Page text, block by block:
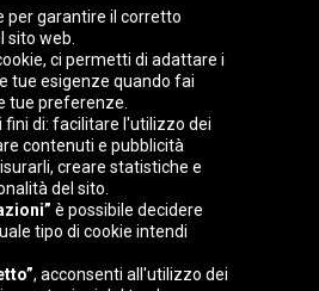
Deutschland Éire
per garantire il corretto
web.
ci permetti di adattare i
tue esigenze quando fai
tue preferenze.
fini di: facilitare l'utilizzo dei
contenuti e pubblicità
creare statistiche e
del sito.
è possibile decidere
tipo di cookie intendi
, acconsenti all'utilizzo dei